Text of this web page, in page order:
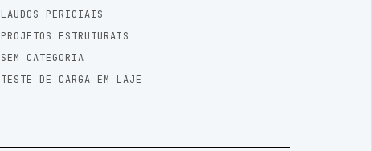
LAUDOS PERICIAIS
PROJETOS ESTRUTURAIS
SEM CATEGORIA
TESTE DE CARGA EM LAJE